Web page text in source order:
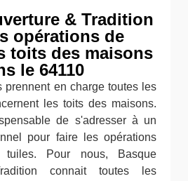
& Tradition
opérations de
toits des maisons
le 64110
prennent en charge toutes les
les toits des maisons.
de s'adresser à un
pour faire les opérations
Pour nous, Basque
connait toutes les